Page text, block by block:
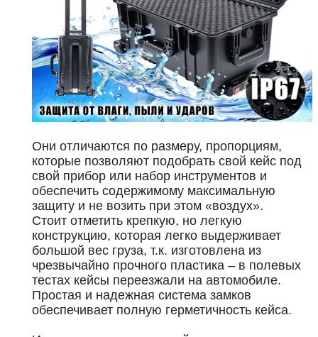
Они отличаются по размеру, пропорциям,
которые позволяют подобрать свой кейс под
свой прибор или набор инструментов и
обеспечить содержимому максимальную
защиту и не возить при этом «воздух».
Стоит отметить крепкую, но легкую
конструкцию, которая легко выдерживает
большой вес груза, т.к. изготовлена из
чрезвычайно прочного пластика – в полевых
тестах кейсы переезжали на автомобиле.
Простая и надежная система замков
обеспечивает полную герметичность кейса.